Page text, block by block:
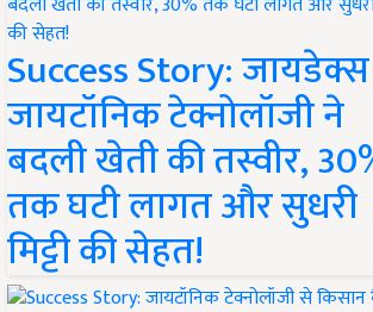
Success Story:
जायटॉनिक टेक्नोलॉजी ने
बदली खेती की तस्वीर,
तक घटी लागत और सुधरी
मिट्टी की सेहत!